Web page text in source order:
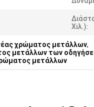
Χιλ.):
χρώματος μετάλλων,
μετάλλων των
μετάλλων